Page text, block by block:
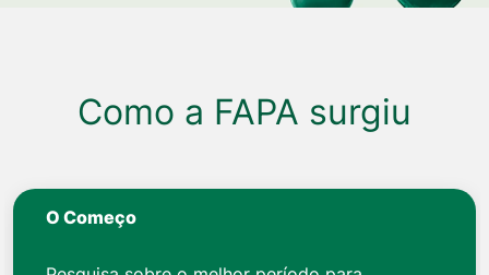
Como a FAPA surgiu
O Começo